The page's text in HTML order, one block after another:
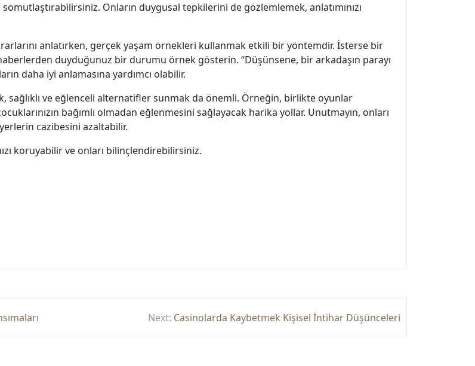
Onların duygusal tepkilerini de gözlemlemek, anlatımınızı
anlatırken, gerçek yaşam örnekleri kullanmak etkili bir yöntemdir. İsterse bir
duyduğunuz bir durumu örnek gösterin. “Düşünsene, bir arkadaşın parayı
daha iyi anlamasına yardımcı olabilir.
sağlıklı ve eğlenceli alternatifler sunmak da önemli. Örneğin, birlikte oyunlar
bağımlı olmadan eğlenmesini sağlayacak harika yollar. Unutmayın, onları
cazibesini azaltabilir.
koruyabilir ve onları bilinçlendirebilirsiniz.
Next: Casinolarda Kaybetmek Kişisel İntihar Düşünceleri